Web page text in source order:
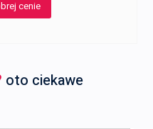
cenie
oto ciekawe